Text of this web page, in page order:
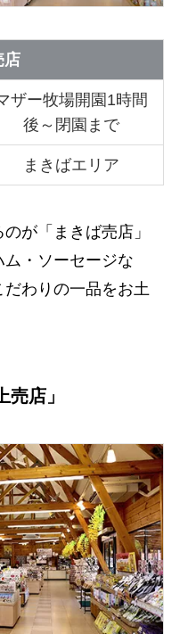
店
ザー牧場開園1時間
後～閉園まで
まきばエリア
が「まきば売店」
・ソーセージな
わりの一品をお土
店」